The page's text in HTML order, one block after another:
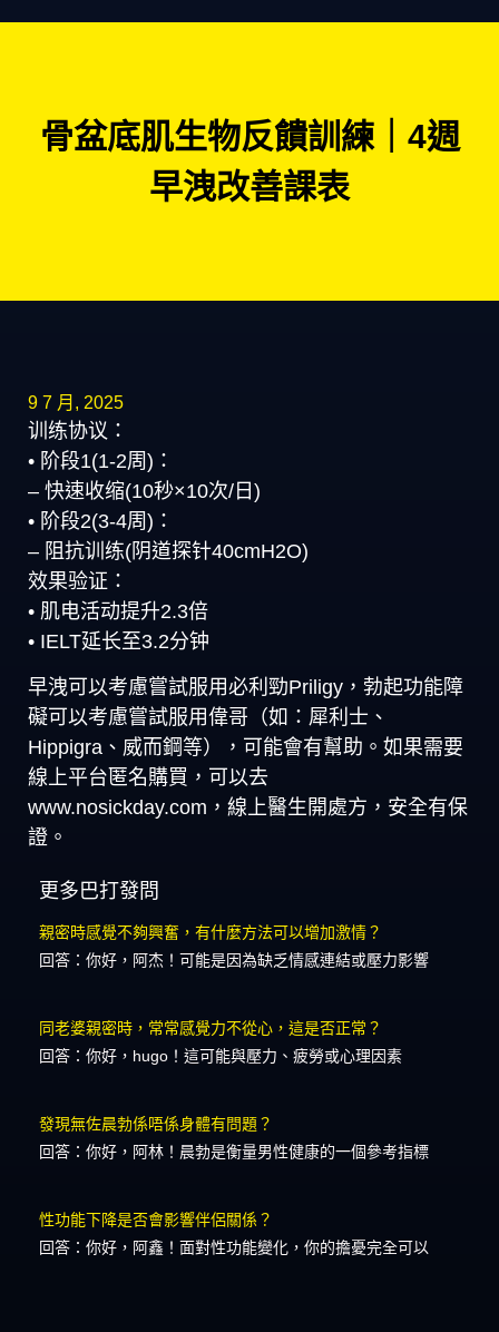
骨盆底肌生物反饋訓練｜4週
早洩改善課表
9 7 月, 2025
训练协议：
• 阶段1(1-2周)：
– 快速收缩(10秒×10次/日)
• 阶段2(3-4周)：
– 阻抗训练(阴道探针40cmH2O)
效果验证：
• 肌电活动提升2.3倍
• IELT延长至3.2分钟
早洩可以考慮嘗試服用必利勁Priligy，勃起功能障
礙可以考慮嘗試服用偉哥（如：犀利士、
Hippigra、威而鋼等），可能會有幫助。如果需要
線上平台匿名購買，可以去
www.nosickday.com，線上醫生開處方，安全有保
證。
更多巴打發問
親密時感覺不夠興奮，有什麼方法可以增加激情？
回答：你好，阿杰！可能是因為缺乏情感連結或壓力影響
同老婆親密時，常常感覺力不從心，這是否正常？
回答：你好，hugo！這可能與壓力、疲勞或心理因素
發現無佐晨勃係唔係身體有問題？
回答：你好，阿林！晨勃是衡量男性健康的一個參考指標
性功能下降是否會影響伴侶關係？
回答：你好，阿鑫！面對性功能變化，你的擔憂完全可以